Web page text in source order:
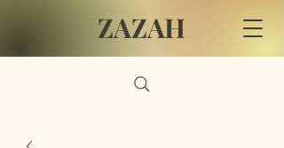
ZAZAH